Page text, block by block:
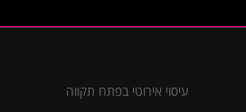
עיסוי אירוטי בפתח תקווה